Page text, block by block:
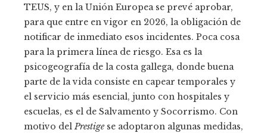
TEUS, y en la Unión Europea se prevé aprobar,
para que entre en vigor en 2026, la obligación de
notificar de inmediato esos incidentes. Poca cosa
para la primera línea de riesgo. Esa es la
psicogeografía de la costa gallega, donde buena
parte de la vida consiste en capear temporales y
el servicio más esencial, junto con hospitales y
escuelas, es el de Salvamento y Socorrismo. Con
motivo delPrestigese adoptaron algunas medidas,